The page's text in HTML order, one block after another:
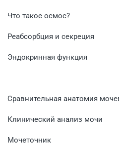
Что такое осмос?
Реабсорбция и секреция
Эндокринная функция
Сравнительная анатомия
Клинический анализ мочи
Мочеточник